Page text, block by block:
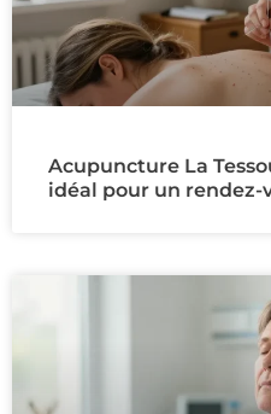
Acupuncture La
idéal pour un rendez-